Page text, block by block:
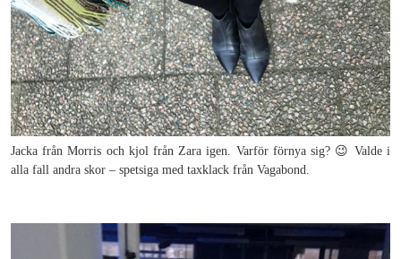
Jacka från Morris och kjol från Zara igen. Varför förnya sig? 😉 Valde i
alla fall andra skor – spetsiga med taxklack från Vagabond.